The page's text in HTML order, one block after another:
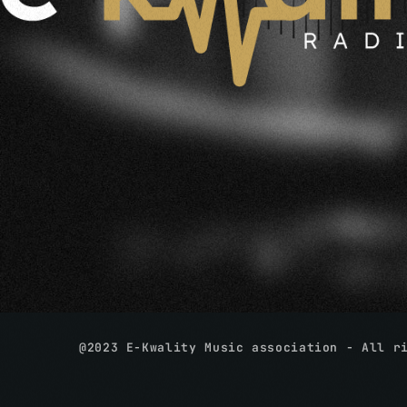
@2023 E-Kwality Music association - All